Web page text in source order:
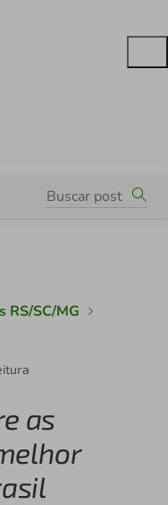
RS/SC/MG
as